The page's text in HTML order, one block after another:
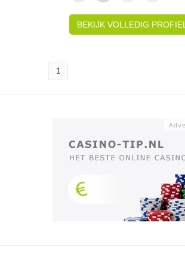
BEKIJK VOLLEDIG PROFIEL
1